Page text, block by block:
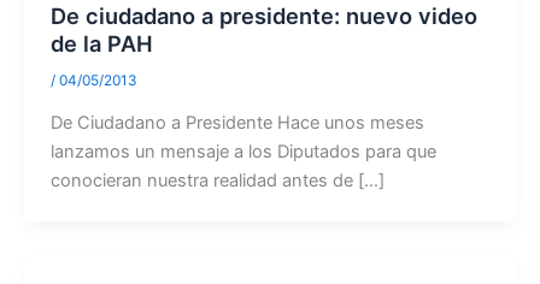
De ciudadano a presidente: nuevo video
de la PAH
/ 04/05/2013
De Ciudadano a Presidente Hace unos meses
lanzamos un mensaje a los Diputados para que
conocieran nuestra realidad antes de […]